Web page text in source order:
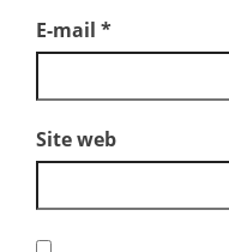
E-mail *
Site web